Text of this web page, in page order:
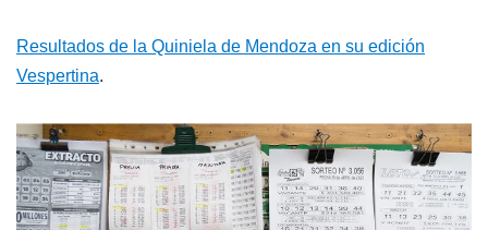
Resultados de la Quiniela de Mendoza en su edición
Vespertina.